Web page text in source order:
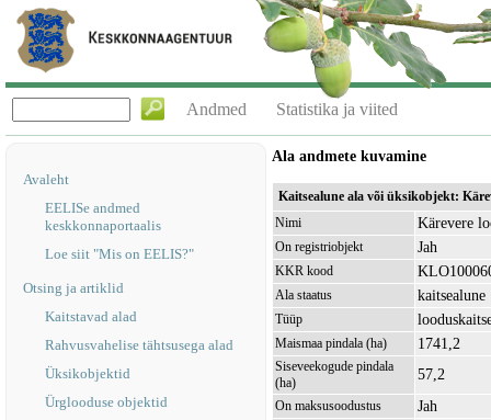
Andmed Statistika ja viited
Avaleht
EELISe andmed
keskkonnaportaalis
Loe siit "Mis on EELIS?"
Otsing ja artiklid
Kaitstavad alad
Rahvusvahelise tähtsusega alad
Üksikobjektid
Ürglooduse objektid
Ala andmete kuvamine
Kaitsealune ala või üksikobjekt:
Nimi
Kärevere
On registriobjekt Jah
KKR kood
Ala staatus kaitsealune
Tüüp
Maismaa pindala (ha) 1741,2
Siseveekogude pindala
(ha)
57,2
On maksusoodustus Jah